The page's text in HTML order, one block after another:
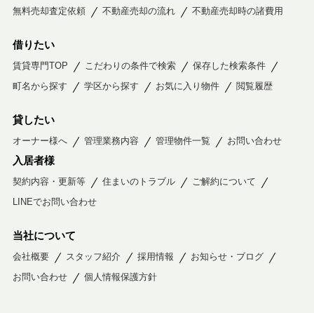
無料売却査定依頼
不動産売却の流れ 不動産売却時の諸費用
借りたい
賃貸専門TOP こだわりの条件で検索
保存した検索条件
町名から探す
学区から探す お気に入り物件 閲覧履歴
貸したい
オーナー様へ 管理業務内容 管理物件一覧 お問い合わせ
入居者様
契約内容・更新等 住まいのトラブル
ご解約について
LINEでお問い合わせ
当社について
会社概要 スタッフ紹介 採用情報
お知らせ・ブログ
お問い合わせ
個人情報保護方針